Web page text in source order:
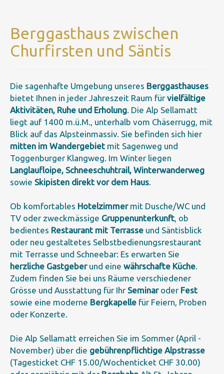
Berggasthaus zwischen
Churfirsten und Säntis
Die sagenhafte Umgebung unseres Berggasthauses
bietet Ihnen in jeder Jahreszeit Raum für vielfältige
Aktivitäten, Ruhe und Erholung. Die Alp Sellamatt
liegt auf 1400 m.ü.M., unterhalb vom Chäserrugg, mit
Blick auf das Alpsteinmassiv. Sie befinden sich hier
mitten im Wandergebiet mit Sagenweg und
Toggenburger Klangweg. Im Winter liegen
Langlaufloipe, Schneeschuhtrail, Winterwanderweg
sowie Skipisten direkt vor dem Haus.
Ob komfortables Hotelzimmer mit Dusche/WC und
TV oder zweckmässige Gruppenunterkunft, ob
bedientes Restaurant mit Terrasse und Säntisblick
oder neu gestaltetes Selbstbedienungsrestaurant
mit Terrasse und Schneebar: Es erwarten Sie
herzliche Gastgeberund eine währschafte Küche.
Zudem finden Sie bei uns Räume verschiedener
Grösse und Ausstattung für Ihr Seminaroder Fest
sowie eine moderne Bergkapelle für Feiern, Proben
oder Konzerte.
Die Alp Sellamatt erreichen Sie im Sommer (April -
November) über die gebührenpflichtige Alpstrasse
(Tagesticket CHF 15.00/Wochenticket CHF 30.00)